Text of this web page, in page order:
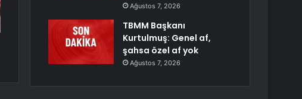
Ağustos 7, 2026
TBMM Başkanı
Kurtulmuş: Genel af,
şahsa özel af yok
Ağustos 7, 2026